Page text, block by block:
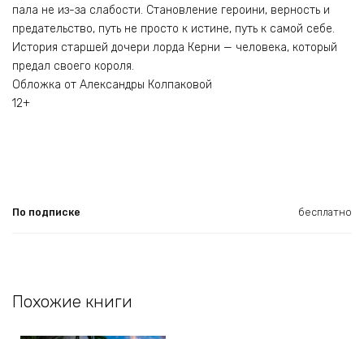
пала не из-за слабости. Становление героини, верность и
предательство, путь не просто к истине, путь к самой себе.
История старшей дочери лорда Керни — человека, который
предал своего короля.
Обложка от Александры Колпаковой
12+
По подписке бесплатно
Похожие книги